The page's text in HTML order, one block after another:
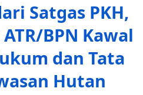
Satgas PKH,
BPN Kawal
dan Tata
Hutan